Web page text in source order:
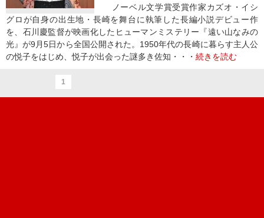
ノーベル文学賞受賞作家カズオ・イシ
グロが自身の出生地・長崎を舞台に執筆した長編小説デビュー作
を、石川慶監督が映画化したヒューマンミステリー『遠い山なみの
光』が9月5日から全国公開された。1950年代の長崎に暮らす主人公
の悦子をはじめ、悦子が出会った謎多き佐知・・・ 続きを読む
1